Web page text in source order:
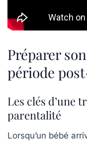
Préparer
période
Les clés d’une
parentalité
Lorsqu’un bébé